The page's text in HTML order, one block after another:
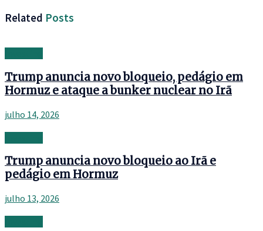
Related Posts
Trump anuncia novo bloqueio, pedágio em
Hormuz e ataque a bunker nuclear no Irã
julho 14, 2026
Trump anuncia novo bloqueio ao Irã e
pedágio em Hormuz
julho 13, 2026